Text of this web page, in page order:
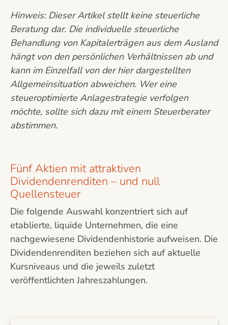
Hinweis: Dieser Artikel stellt keine steuerliche
Beratung dar. Die individuelle steuerliche
Behandlung von Kapitalerträgen aus dem Ausland
hängt von den persönlichen Verhältnissen ab und
kann im Einzelfall von der hier dargestellten
Allgemeinsituation abweichen. Wer eine
steueroptimierte Anlagestrategie verfolgen
möchte, sollte sich dazu mit einem Steuerberater
abstimmen.
Fünf Aktien mit attraktiven
Dividendenrenditen – und null
Quellensteuer
Die folgende Auswahl konzentriert sich auf
etablierte, liquide Unternehmen, die eine
nachgewiesene Dividendenhistorie aufweisen. Die
Dividendenrenditen beziehen sich auf aktuelle
Kursniveaus und die jeweils zuletzt
veröffentlichten Jahreszahlungen.